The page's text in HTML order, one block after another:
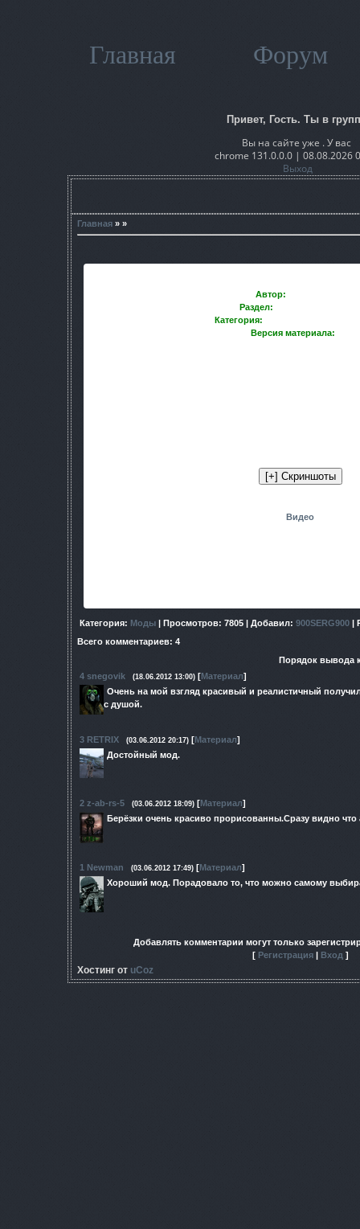
Главная Форум
Привет, Гость. Ты в
Вы на сайте уже . У вас
chrome 131.0.0.0 | 08.08.2026
Выход
Главная » »
Автор:
Раздел:
Категория:
Версия материала:
Видео
Категория: Моды | Просмотров: 7805 | Добавил: 900SERG900 |
Всего комментариев: 4
Порядок вывода
4 snegovik (18.06.2012 13:00) [Материал]
Очень на мой взгляд красивый и реалистичный
с душой.
3 RETRIX (03.06.2012 20:17) [Материал]
Достойный мод.
2 z-ab-rs-5 (03.06.2012 18:09) [Материал]
Берёзки очень красиво прорисованны.Сразу видно
1 Newman (03.06.2012 17:49) [Материал]
Хороший мод. Порадовало то, что можно самому
Добавлять комментарии могут только
[ Регистрация | Вход ]
Хостинг от uCoz